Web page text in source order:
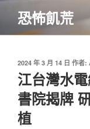
主
恐怖飢荒
發
佈
於
2024 年 3 月 14 日 作者:
江台灣水
書院揭牌
植